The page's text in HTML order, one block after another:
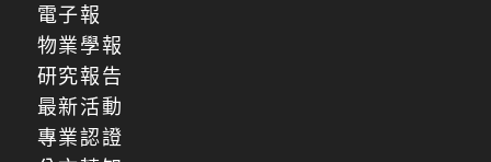
電子報
物業學報
研究報告
最新活動
專業認證